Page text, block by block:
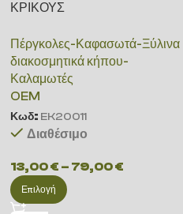
ΚΡΙΚΟΥΣ
Πέργκολες-Καφασωτά-Ξύλινα
διακοσμητικά κήπου-
Καλαμωτές
OEM
Κωδ: EK20011
Διαθέσιμο
13,00€ – 79,00€
Επιλογή